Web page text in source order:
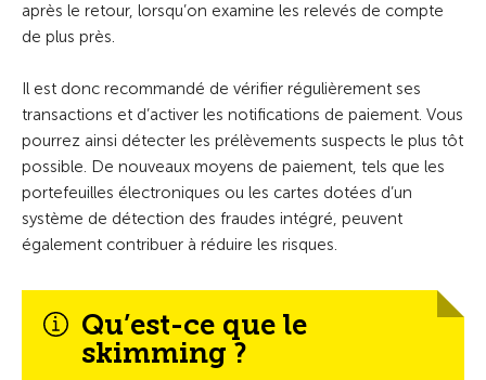
après le retour, lorsqu’on examine les relevés de compte
de plus près.
Il est donc recommandé de vérifier régulièrement ses
transactions et d’activer les notifications de paiement. Vous
pourrez ainsi détecter les prélèvements suspects le plus tôt
possible. De nouveaux moyens de paiement, tels que les
portefeuilles électroniques ou les cartes dotées d’un
système de détection des fraudes intégré, peuvent
également contribuer à réduire les risques.
Qu’est-ce que le
skimming ?